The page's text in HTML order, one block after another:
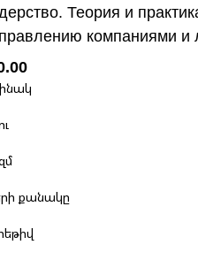
Теория и
компаниями
քանակը